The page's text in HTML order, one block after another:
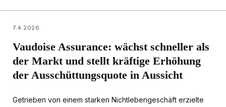
7.4.2026
Vaudoise Assurance: wächst schneller als
der Markt und stellt kräftige Erhöhung
der Ausschüttungsquote in Aussicht
Getrieben von einem starken Nichtlebengeschäft erzielte